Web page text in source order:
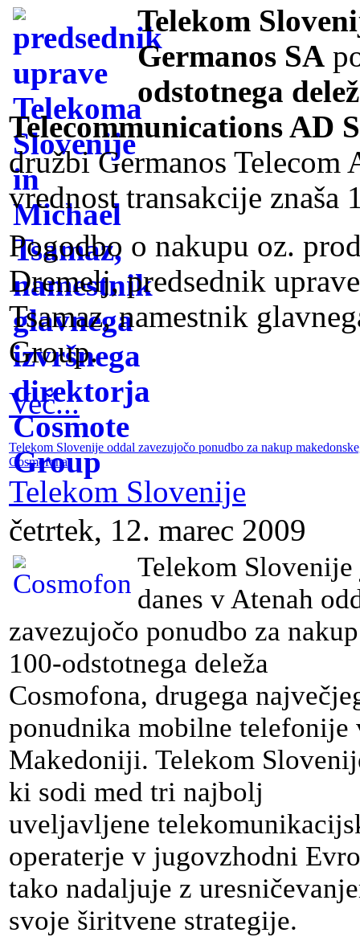
Telekom
Germanos SA
odstotnega
Telecommunications AD
družbi Germanos
vrednost transakcije
Pogodbo o nakupu oz.
Dremelj, predsednik
Tsamaz, namestnik
Group.
Več...
Telekom Slovenije oddal zavezujočo ponudbo za nakup
Cosmofona
Telekom Slovenije
četrtek, 12. marec 2009
Telekom Slovenije
danes v Atenah
zavezujočo ponudbo za nakup
100-odstotnega deleža
Cosmofona, drugega
ponudnika mobilne telefonije
Makedoniji. Telekom
ki sodi med tri najbolj
uveljavljene
operaterje v jugovzhodni
tako nadaljuje z
svoje širitvene strategije.